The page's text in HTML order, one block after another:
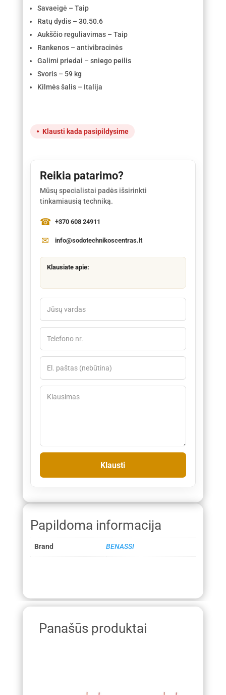
Savaeigė – Taip
Ratų dydis – 30.50.6
Aukščio reguliavimas – Taip
Rankenos – antivibracinės
Galimi priedai – sniego peilis
Svoris – 59 kg
Kilmės šalis – Italija
Klausti kada pasipildysime
Reikia patarimo?
Mūsų specialistai padės išsirinkti
tinkamiausią techniką.
+370 608 24911
info@sodotechnikoscentras.lt
Klausiate apie:
Papildoma informacija
Brand BENASSI
Panašūs produktai